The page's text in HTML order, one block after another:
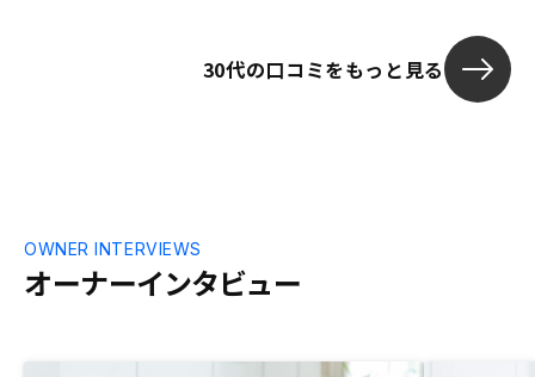
30代の口コミをもっと見る
オーナーインタビュー
OWNER INTERVIEWS